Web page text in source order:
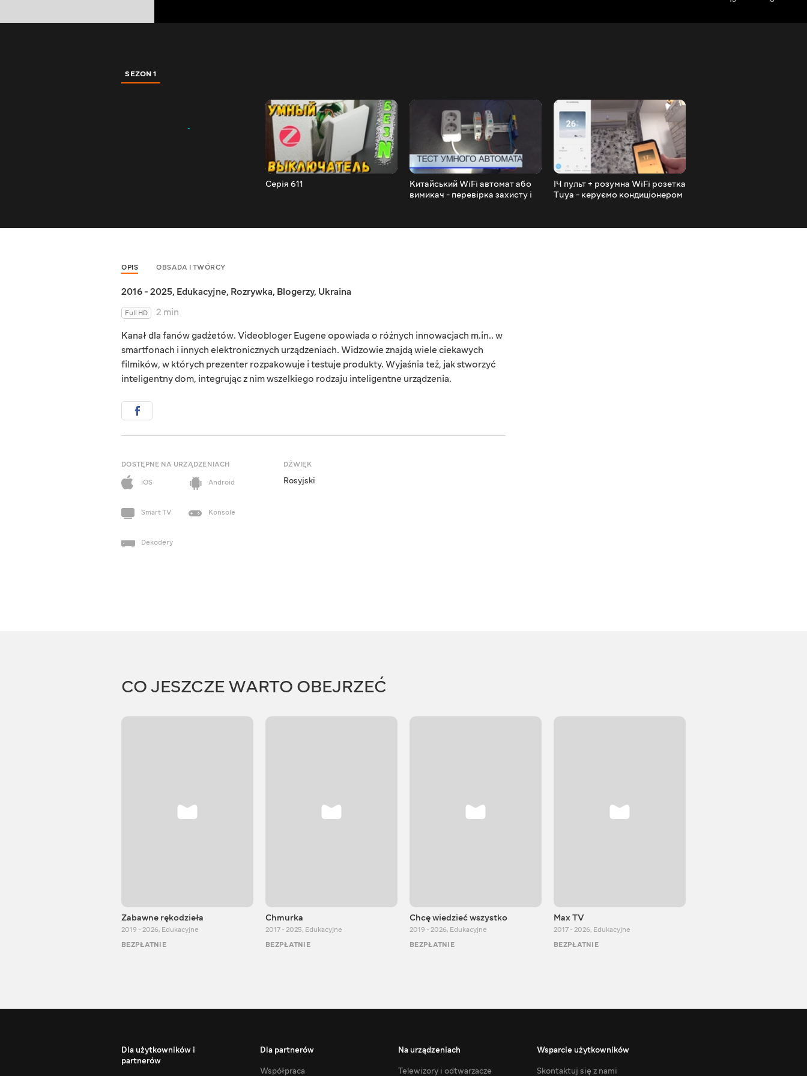
SEZON 1
Серія 611
Китайський WiFi автомат або
вимикач - перевірка захисту і
ІЧ пульт + розумна WiFi розетка
Tuya - керуємо кондиціонером
OPIS OBSADA I TWÓRCY
2016 - 2025, Edukacyjne, Rozrywka, Blogerzy, Ukraina
Full HD
2 min
Kanał dla fanów gadżetów. Videobloger Eugene opowiada o różnych innowacjach m.in.. w
smartfonach i innych elektronicznych urządzeniach. Widzowie znajdą wiele ciekawych
filmików, w których prezenter rozpakowuje i testuje produkty. Wyjaśnia też, jak stworzyć
inteligentny dom, integrując z nim wszelkiego rodzaju inteligentne urządzenia.
DOSTĘPNE NA URZĄDZENIACH
iOS
Android
Smart TV Konsole
Dekodery
DŹWIĘK
Rosyjski
CO JESZCZE WARTO OBEJRZEĆ
Zabawne rękodzieła
2019 - 2026, Edukacyjne
BEZPŁATNIE
Chmurka
2017 - 2025, Edukacyjne
BEZPŁATNIE
Chcę wiedzieć wszystko
2019 - 2026, Edukacyjne
BEZPŁATNIE
Max TV
2017 - 2026, Edukacyjne
BEZPŁATNIE
Dla użytkowników i
partnerów
Dla partnerów
Współpraca
Na urządzeniach
Telewizory i odtwarzacze
Wsparcie użytkowników
Skontaktuj się z nami